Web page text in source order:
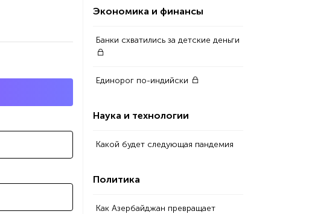
Экономика и финансы
Банки схватились за детские деньги
Единорог по-индийски
Наука и технологии
Какой будет следующая пандемия
Политика
Как Азербайджан превращает